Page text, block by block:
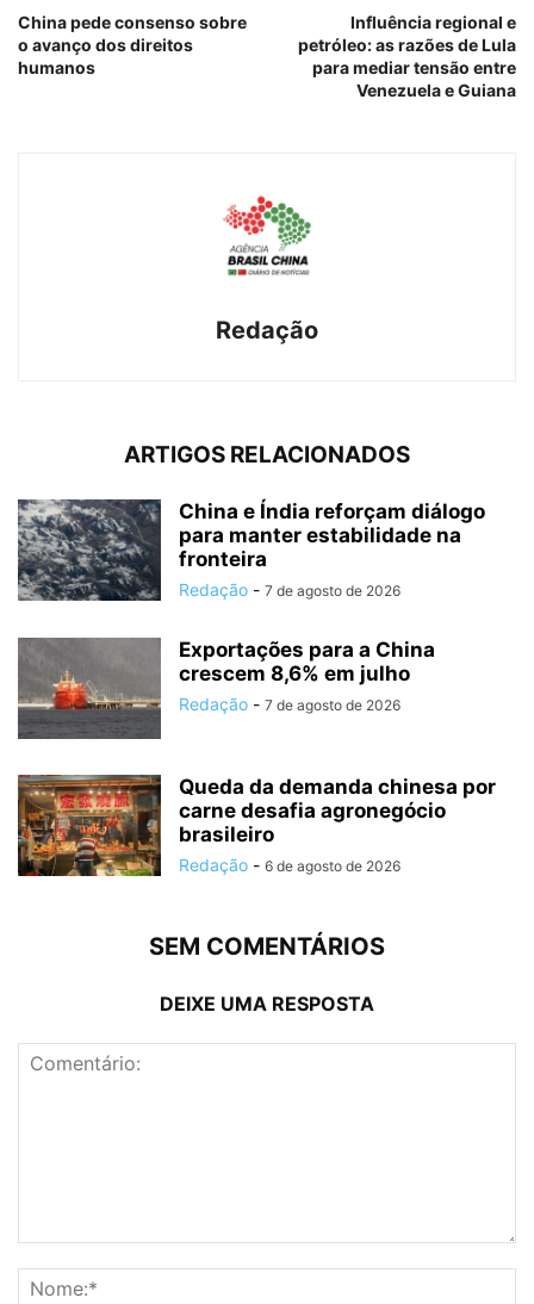
China pede consenso sobre
o avanço dos direitos
humanos
Influência regional e
petróleo: as razões de Lula
para mediar tensão entre
Venezuela e Guiana
Redação
ARTIGOS RELACIONADOS
China e Índia reforçam diálogo
para manter estabilidade na
fronteira
Redação - 7 de agosto de 2026
Exportações para a China
crescem 8,6% em julho
Redação - 7 de agosto de 2026
Queda da demanda chinesa por
carne desafia agronegócio
brasileiro
Redação - 6 de agosto de 2026
SEM COMENTÁRIOS
DEIXE UMA RESPOSTA